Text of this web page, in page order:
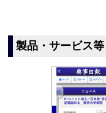
製品・サービス等